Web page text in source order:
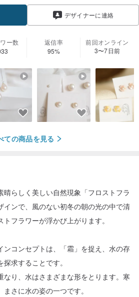
デザイナーに連絡
ー数
返信率
95%
前回オンライン
3〜7日前
ての商品を見る
晴らしく美しい自然現象「フロストフラ
インで、風のない初冬の朝の光の中で清
フラワーが浮かび上がります。
ンコンセプトは、「霜」を捉え、水の存
求することです。
なり、水はさまざまな形をとります。寒
さに水の姿の一つです。